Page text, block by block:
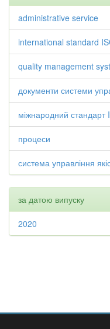
administrative service
international standard
quality management
документи системи
міжнародний
процеси
система управління
за датою випуску
2020